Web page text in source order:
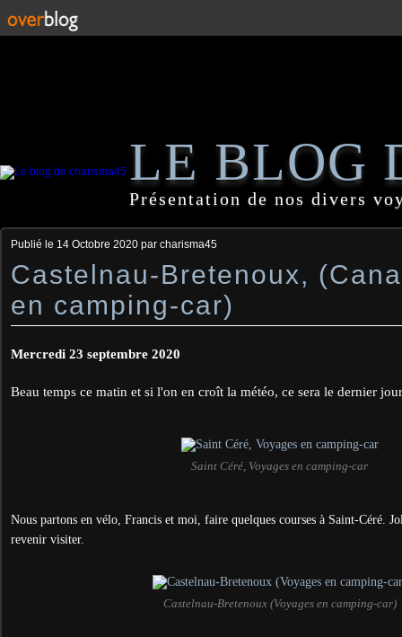
LE BLOG
Présentation de nos divers
Publié le 14 Octobre 2020 par charisma45
Castelnau-Bretenoux,
en camping-car)
Mercredi 23 septembre 2020
Beau temps ce matin et si l'on en croît la météo, ce sera le dernier
Saint Céré, Voyages en camping-car
Nous partons en vélo, Francis et moi, faire quelques courses à Saint-Céré.
revenir visiter.
Castelnau-Bretenoux (Voyages en camping-car)